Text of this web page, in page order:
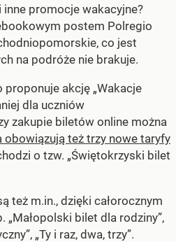
promocje wakacyjne?
postem Polregio
co jest
na podróże nie brakuje.
akcję „Wakacje
dla uczniów
zakupie biletów online można
obowiązują też trzy nowe taryfy
o tzw. „Świętokrzyski bilet
też m.in., dzięki całorocznym
bilet dla rodziny”,
„Ty i raz, dwa, trzy”.